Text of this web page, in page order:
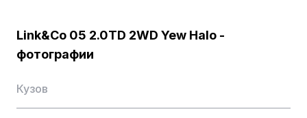
Двигатели
Расположение цилиндров
Link&Co 05 2.0TD 2WD Yew Halo -
фотографии
Кузов